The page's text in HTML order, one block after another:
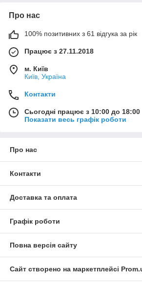
Про нас
100% позитивних з 61 відгука за рік
Працює з 27.11.2018
м. Київ
Київ, Україна
Контакти
Сьогодні працює з 10:00 до 18:00
Показати весь графік роботи
Про нас
Контакти
Доставка та оплата
Графік роботи
Повна версія сайту
Сайт створено на маркетплейсі